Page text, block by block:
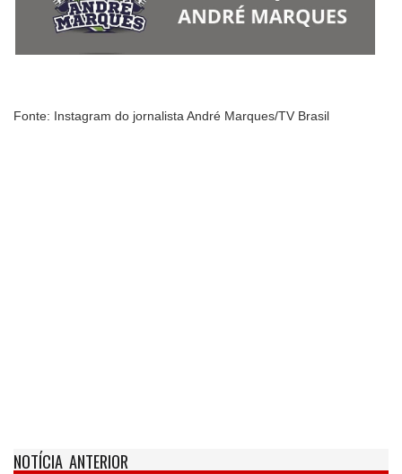
Fonte: Instagram do jornalista André Marques/TV Brasil
NOTÍCIA ANTERIOR